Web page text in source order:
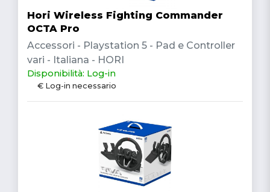
Hori Wireless Fighting Commander
OCTA Pro
Accessori - Playstation 5 - Pad e Controller
vari - Italiana - HORI
Disponibilità: Log-in
€ Log-in necessario